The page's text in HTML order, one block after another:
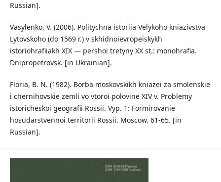
Russian].
Vasylenko, V. (2006). Politychna istoriia Velykoho kniazivstva
Lytovskoho (do 1569 r.) v skhidnoievropeiskykh
istoriohrafiiakh XIX — pershoi tretyny XX st.: monohrafia.
Dnipropetrovsk. [in Ukrainian].
Floria, B. N. (1982). Borba moskovskikh kniazei za smolenskie
i chernihovskie zemli vo vtoroi polovine XIV v. Problemy
istoricheskoi geografii Rossii. Vyp. 1: Formirovanie
hosudarstvennoi territorii Rossii. Moscow. 61-65. [in
Russian].